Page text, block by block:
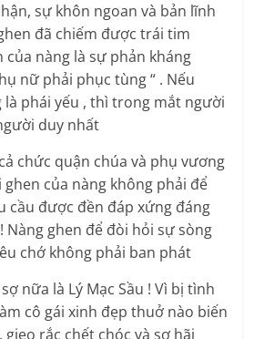
sự khôn ngoan và bản lĩnh
đã chiếm được trái tim
của nàng là sự phản kháng
nữ phải phục tùng “ . Nếu
là phái yếu , thì trong mắt người
duy nhất
chức quận chúa và phụ vương
ghen của nàng không phải để
cầu được đền đáp xứng đáng
Nàng ghen để đòi hỏi sự sòng
chớ không phải ban phát
nữa là Lý Mạc Sầu ! Vì bị tình
cô gái xinh đẹp thuở nào biến
rắc chết chóc và sợ hãi